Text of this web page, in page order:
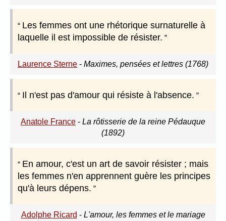
Les femmes ont une rhétorique surnaturelle à
laquelle il est impossible de résister.
Laurence Sterne - Maximes, pensées et lettres (1768)
Il n'est pas d'amour qui résiste à l'absence.
Anatole France - La rôtisserie de la reine Pédauque
(1892)
En amour, c'est un art de savoir résister ; mais
les femmes n'en apprennent guère les principes
qu'à leurs dépens.
Adolphe Ricard - L'amour, les femmes et le mariage